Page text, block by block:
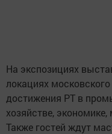
На экспозициях
локациях
достижения РТ в
хозяйстве,
Также гостей ждут